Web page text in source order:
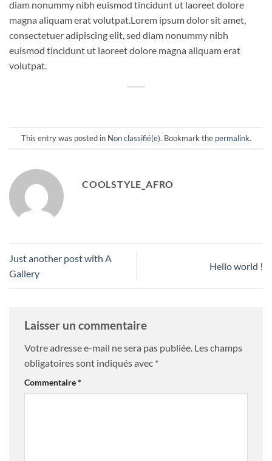
diam nonummy nibh euismod tincidunt ut laoreet dolore
magna aliquam erat volutpat.Lorem ipsum dolor sit amet,
consectetuer adipiscing elit, sed diam nonummy nibh
euismod tincidunt ut laoreet dolore magna aliquam erat
volutpat.
This entry was posted in Non classifié(e). Bookmark the permalink.
COOLSTYLE_AFRO
Just another post with A
Gallery
Hello world !
Laisser un commentaire
Votre adresse e-mail ne sera pas publiée. Les champs
obligatoires sont indiqués avec *
Commentaire*